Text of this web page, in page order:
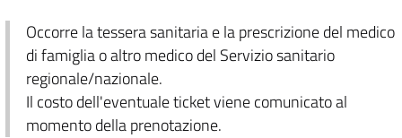
Occorre la tessera sanitaria e la prescrizione del medico
di famiglia o altro medico del Servizio sanitario
regionale/nazionale.
Il costo dell'eventuale ticket viene comunicato al
momento della prenotazione.